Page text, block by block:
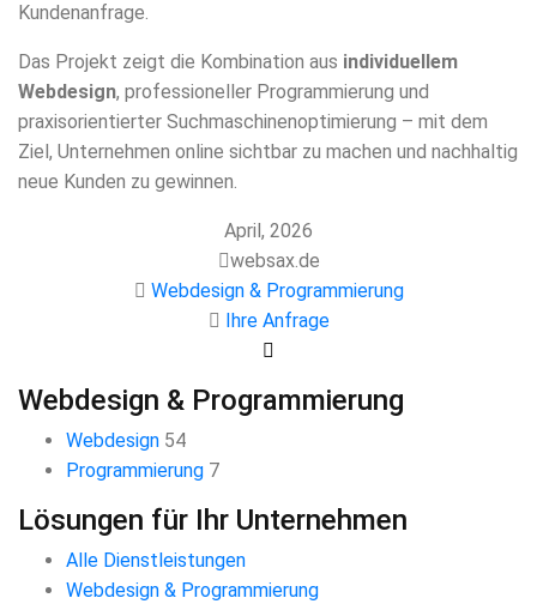
Kundenanfrage.
Das Projekt zeigt die Kombination aus individuellem
Webdesign, professioneller Programmierung und
praxisorientierter Suchmaschinenoptimierung – mit dem
Ziel, Unternehmen online sichtbar zu machen und nachhaltig
neue Kunden zu gewinnen.
April, 2026
websax.de
Webdesign & Programmierung
Ihre Anfrage
Webdesign & Programmierung
Webdesign 54
Programmierung 7
Lösungen für Ihr Unternehmen
Alle Dienstleistungen
Webdesign & Programmierung